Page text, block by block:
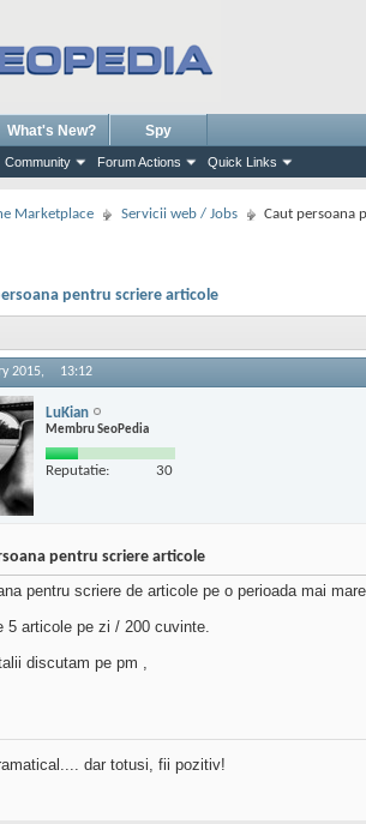
Community Forum Actions Quick Links
What's New? Spy
Marketplace Servicii web / Jobs Caut persoana
pentru scriere articole
2015, 13:12
LuKian
Membru SeoPedia
Reputatie: 30
pentru scriere articole
pentru scriere de articole pe o perioada mai
5 articole pe zi / 200 cuvinte.
discutam pe pm ,
dar totusi, fii pozitiv!